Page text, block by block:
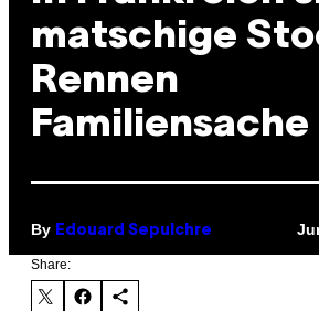
matschige
Rennen
Familiensache
By Edouard Sepulchre
Share: